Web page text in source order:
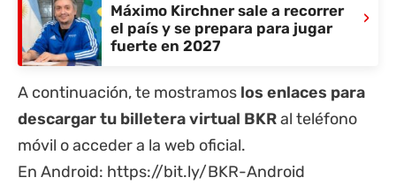
Máximo Kirchner sale a recorrer
el país y se prepara para jugar
fuerte en 2027
›
A continuación, te mostramos los enlaces para
descargar tu billetera virtual BKRal teléfono
móvil o acceder a la web oficial.
En Android: https://bit.ly/BKR-Android